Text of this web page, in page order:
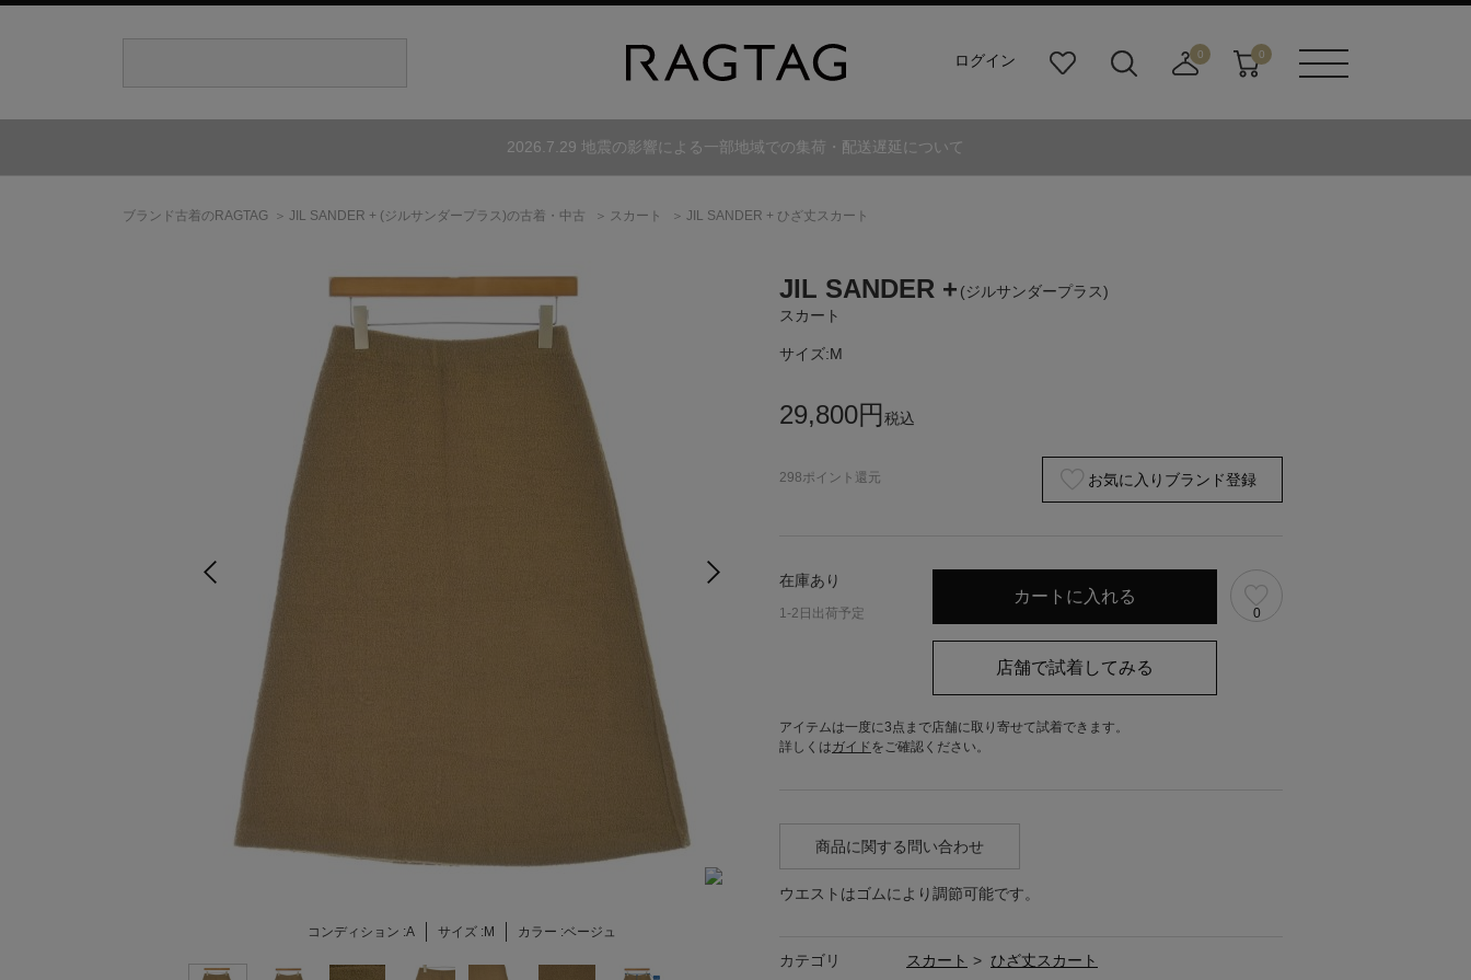
ログイン
り
ダ
0
寄
0
2026.7.29 地震の影響による一部地域での集荷・配送遅延について
ブランド古着のRAGTAG JIL SANDER + (ジルサンダープラス)の古着・中古 スカート JIL SANDER + ひざ丈スカート
コンディション :A サイズ :M カラー :ベージュ
JIL SANDER + (ジルサンダープラス)
スカート
サイズ:M
29,800円 税込
298ポイント還元 お気に入りブランド登録
在庫あり
1-2日出荷予定 0
アイテムは一度に3点まで店舗に取り寄せて試着できます。
詳しくはガイド をご確認ください。
商品に関する問い合わせ
ウエストはゴムにより調節可能です。
カテゴリ スカート > ひざ丈スカート